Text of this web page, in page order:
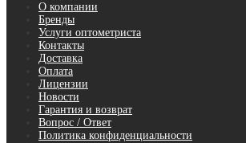
О компании
Бренды
Услуги оптометриста
Контакты
Доставка
Оплата
Лицензии
Новости
Гарантия и возврат
Вопрос / Ответ
Политика конфиденциальности